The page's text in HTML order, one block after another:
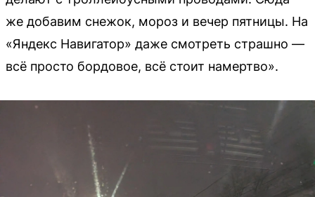
же добавим снежок, мороз и вечер пятницы. На
«Яндекс Навигатор» даже смотреть страшно —
всё просто бордовое, всё стоит намертво».